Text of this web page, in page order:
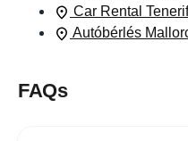
Car Rental
Autóbérlés
FAQs